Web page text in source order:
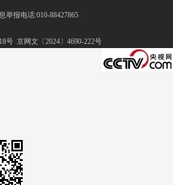
举报电话:010-88427865
号 京网文〔2024〕4690-222号